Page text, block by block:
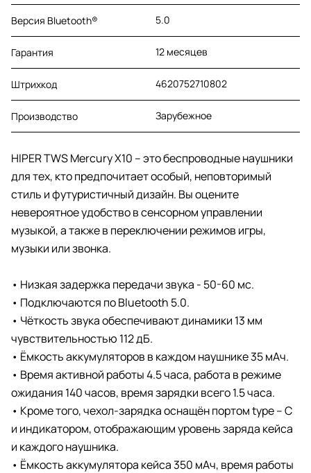
Версия Bluetooth® 5.0
Гарантия 12 месяцев
Штрихкод 4620752710802
Производство Зарубежное
HIPER TWS Mercury X10 – это беспроводные наушники
для тех, кто предпочитает особый, неповторимый
стиль и футуристичный дизайн. Вы оцените
невероятное удобство в сенсорном управлении
музыкой, а также в переключении режимов игры,
музыки или звонка.
• Низкая задержка передачи звука - 50-60 мс.
• Подключаются по Bluetooth 5.0.
• Чёткость звука обеспечивают динамики 13 мм
чувствительностью 112 дБ.
• Ёмкость аккумуляторов в каждом наушнике 35 мАч.
• Время активной работы 4.5 часа, работа в режиме
ожидания 140 часов, время зарядки всего 1.5 часа.
• Кроме того, чехол-зарядка оснащён портом type – C
и индикатором, отображающим уровень заряда кейса
и каждого наушника.
• Ёмкость аккумулятора кейса 350 мАч, время работы